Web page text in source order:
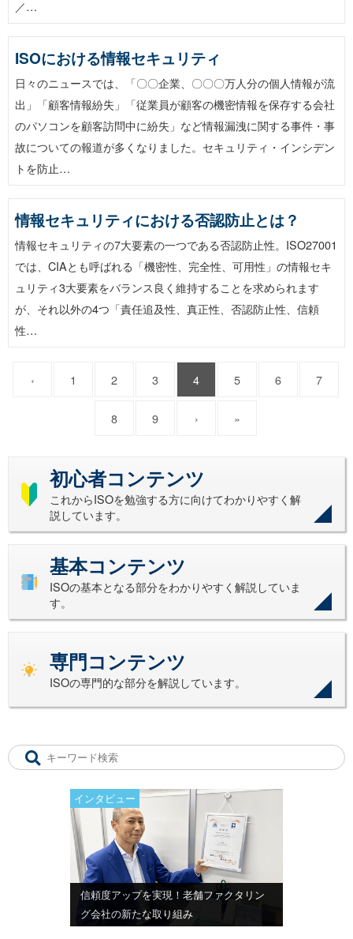
／…
ISOにおける情報セキュリティ
日々のニュースでは、「〇〇企業、〇〇〇万人分の個人情報が流
出」「顧客情報紛失」「従業員が顧客の機密情報を保存する会社
のパソコンを顧客訪問中に紛失」など情報漏洩に関する事件・事
故についての報道が多くなりました。セキュリティ・インシデン
トを防止…
情報セキュリティにおける否認防止とは？
情報セキュリティの7大要素の一つである否認防止性。ISO27001
では、CIAとも呼ばれる「機密性、完全性、可用性」の情報セキ
ュリティ3大要素をバランス良く維持することを求められます
が、それ以外の4つ「責任追及性、真正性、否認防止性、信頼
性…
‹ 1 2 3 4 5 6 7
8 9 › »
初心者コンテンツ
これからISOを勉強する方に向けてわかりやすく解
説しています。
基本コンテンツ
ISOの基本となる部分をわかりやすく解説していま
す。
専門コンテンツ
ISOの専門的な部分を解説しています。
インタビュー
信頼度アップを実現！老舗ファクタリン
グ会社の新たな取り組み